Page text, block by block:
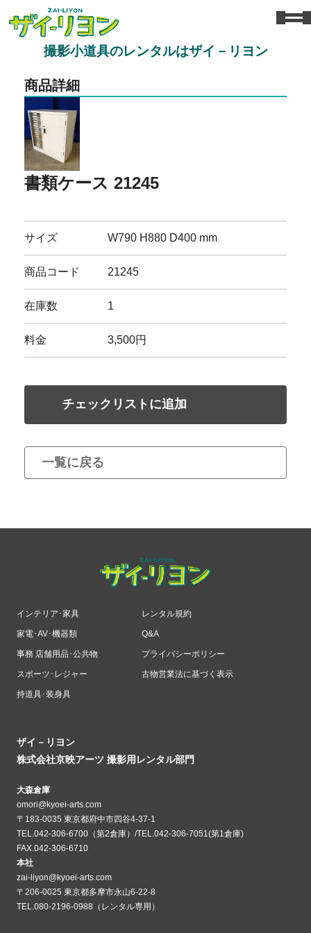
撮影小道具のレンタルはザイ－リヨン
商品詳細
書類ケース 21245
サイズ W790 H880 D400 mm
商品コード 21245
在庫数 1
料金 3,500円
チェックリストに追加
一覧に戻る
インテリア･家具
家電･AV･機器類
事務 店舗用品･公共物
スポーツ･レジャー
持道具･装身具
レンタル規約
Q&A
プライバシーポリシー
古物営業法に基づく表示
ザイ－リヨン
株式会社京映アーツ 撮影用レンタル部門
大森倉庫
omori@kyoei-arts.com
〒183-0035 東京都府中市四谷4-37-1
TEL.042-306-6700（第2倉庫）/TEL.042-306-7051(第1倉庫)
FAX.042-306-6710
本社
zai-liyon@kyoei-arts.com
〒206-0025 東京都多摩市永山6-22-8
TEL.080-2196-0988（レンタル専用）